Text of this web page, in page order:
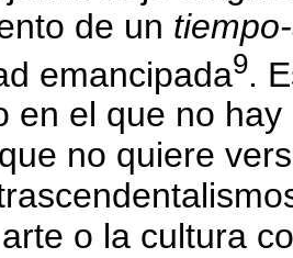
de un
emancipada9.
en el que no
no quiere
o la cultura